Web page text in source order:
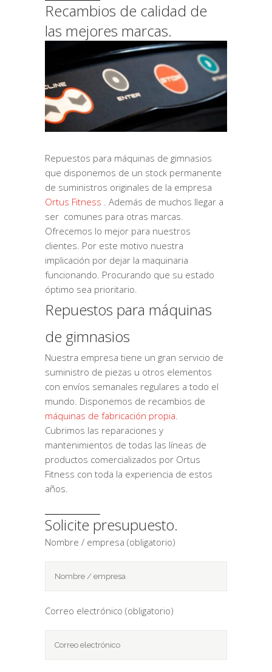
Recambios de calidad de
las mejores marcas.
Repuestos para máquinas de gimnasios
que disponemos de un stock permanente
de suministros originales de la empresa
Ortus Fitness . Además de muchos llegar a
ser comunes para otras marcas.
Ofrecemos lo mejor para nuestros
clientes. Por este motivo nuestra
implicación por dejar la maquinaria
funcionando. Procurando que su estado
óptimo sea prioritario.
Repuestos para máquinas
de gimnasios
Nuestra empresa tiene un gran servicio de
suministro de piezas u otros elementos
con envíos semanales regulares a todo el
mundo. Disponemos de recambios de
máquinas de fabricación propia.
Cubrimos las reparaciones y
mantenimientos de todas las líneas de
productos comercializados por Ortus
Fitness con toda la experiencia de estos
años.
Solicite presupuesto.
Nombre / empresa (obligatorio)
Correo electrónico (obligatorio)